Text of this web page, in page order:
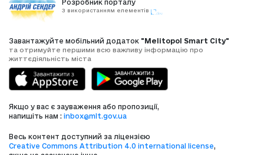
Розробник порталу
З використанням елементів
Завантажуйте мобільний додаток "Melitopol Smart City"
та отримуйте першими всю важливу інформацію про
життєдіяльність міста
Якщо у вас є зауваження або пропозиції,
напишіть нам : inbox@mlt.gov.ua
Весь контент доступний за ліцензією
Creative Commons Attribution 4.0 international license,